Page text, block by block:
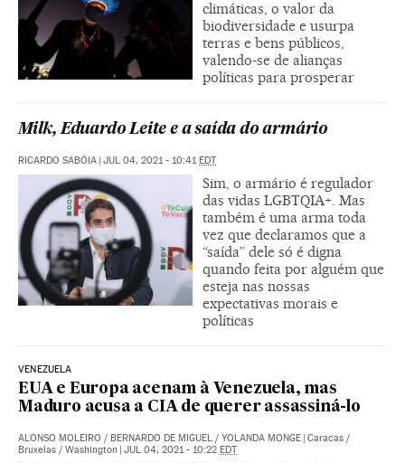
climáticas, o valor da
biodiversidade e usurpa
terras e bens públicos,
valendo-se de alianças
políticas para prosperar
Milk, Eduardo Leite e a saída do armário
RICARDO SABÓIA | JUL 04, 2021 - 10:41EDT
Sim, o armário é regulador
das vidas LGBTQIA+. Mas
também é uma arma toda
vez que declaramos que a
“saída” dele só é digna
quando feita por alguém que
esteja nas nossas
expectativas morais e
políticas
VENEZUELA
EUA e Europa acenam à Venezuela, mas
Maduro acusa a CIA de querer assassiná-lo
ALONSO MOLEIRO / BERNARDO DE MIGUEL / YOLANDA MONGE | Caracas /
Bruxelas / Washington | JUL 04, 2021 - 10:22 EDT